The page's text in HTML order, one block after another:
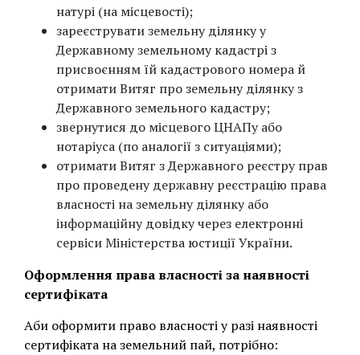
натурі (на місцевості);
зареєструвати земельну ділянку у
Державному земельному кадастрі з
присвоєнням їй кадастрового номера й
отримати Витяг про земельну ділянку з
Державного земельного кадастру;
звернутися до місцевого ЦНАПу або
нотаріуса (по аналогії з ситуаціями);
отримати Витяг з Державного реєстру прав
про проведену державну реєстрацію права
власності на земельну ділянку або
інформаційну довідку через електронні
сервіси Міністерства юстиції України.
Оформлення права власності за наявності
сертифіката
Аби оформити право власності у разі наявності
сертифіката на земельний пай, потрібно: